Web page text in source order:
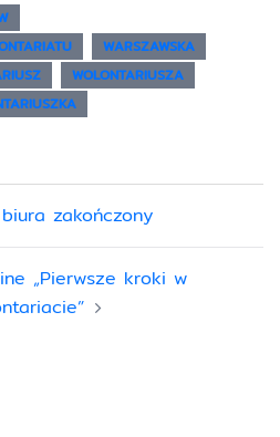
WARSZAWSKA
WOLONTARIUSZA
zakończony
„Pierwsze kroki w